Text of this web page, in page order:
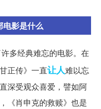
电影是什么
多经典难忘的电影。在
正传》一直让人难以忘
深受观众喜爱，譬如阿
《肖申克的救赎》也是